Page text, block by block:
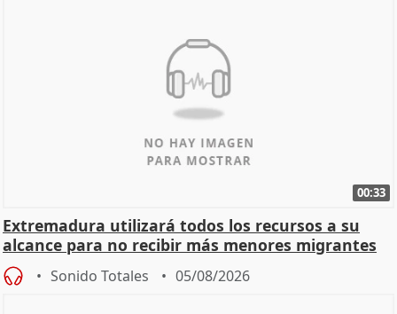
00:33
Extremadura utilizará todos los recursos a su
alcance para no recibir más menores migrantes
Sonido Totales 05/08/2026